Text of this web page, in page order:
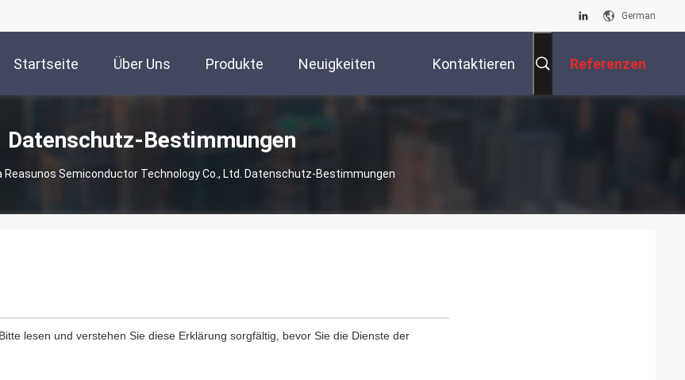
German
Startseite Über Uns Produkte Neuigkeiten Kontaktieren Referenzen
Datenschutz-Bestimmungen
Reasunos Semiconductor Technology Co., Ltd. Datenschutz-Bestimmungen
lesen und verstehen Sie diese Erklärung sorgfältig, bevor Sie die Dienste der